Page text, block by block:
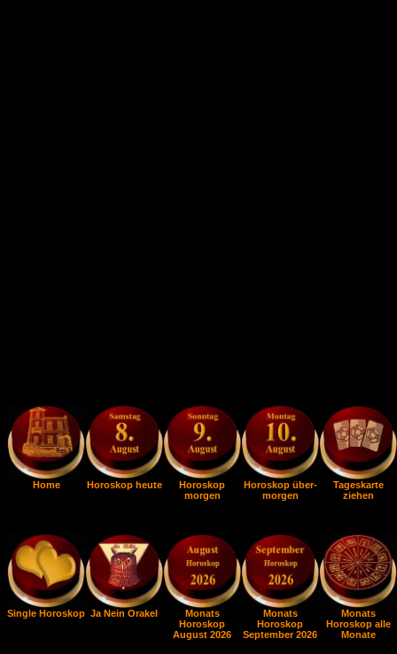
Home Horoskop heute
Horoskop
morgen
Horoskop über-
morgen
Tageskarte
ziehen
Single Horoskop Ja Nein Orakel
Monats
Horoskop
August 2026
Monats
Horoskop
September 2026
Monats
Horoskop alle
Monate